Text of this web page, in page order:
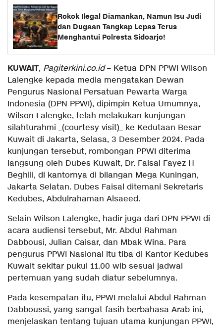
Rokok Ilegal Diamankan, Namun Isu Judi
dan Dugaan Tangkap Lepas Terus
Menghantui Polresta Sidoarjo!
KUWAIT, Pagiterkini.co.id– Ketua DPN PPWI Wilson
Lalengke kepada media mengatakan Dewan
Pengurus Nasional Persatuan Pewarta Warga
Indonesia (DPN PPWI), dipimpin Ketua Umumnya,
Wilson Lalengke, telah melakukan kunjungan
silahturahmi _(courtesy visit)_ ke Kedutaan Besar
Kuwait di Jakarta, Selasa, 3 Desember 2024. Pada
kunjungan tersebut, rombongan PPWI diterima
langsung oleh Dubes Kuwait, Dr. Faisal Fayez H
Beghili, di kantornya di bilangan Mega Kuningan,
Jakarta Selatan. Dubes Faisal ditemani Sekretaris
Kedubes, Abdulrahaman Alsaeed.
Selain Wilson Lalengke, hadir juga dari DPN PPWI di
acara audiensi tersebut, Mr. Abdul Rahman
Dabbousi, Julian Caisar, dan Mbak Wina. Para
pengurus PPWI Nasional itu tiba di Kantor Kedubes
Kuwait sekitar pukul 11.00 wib sesuai jadwal
pertemuan yang sudah diatur sebelumnya.
Pada kesempatan itu, PPWI melalui Abdul Rahman
Dabboussi, yang sangat fasih berbahasa Arab ini,
menjelaskan tentang tujuan utama kunjungan PPWI,